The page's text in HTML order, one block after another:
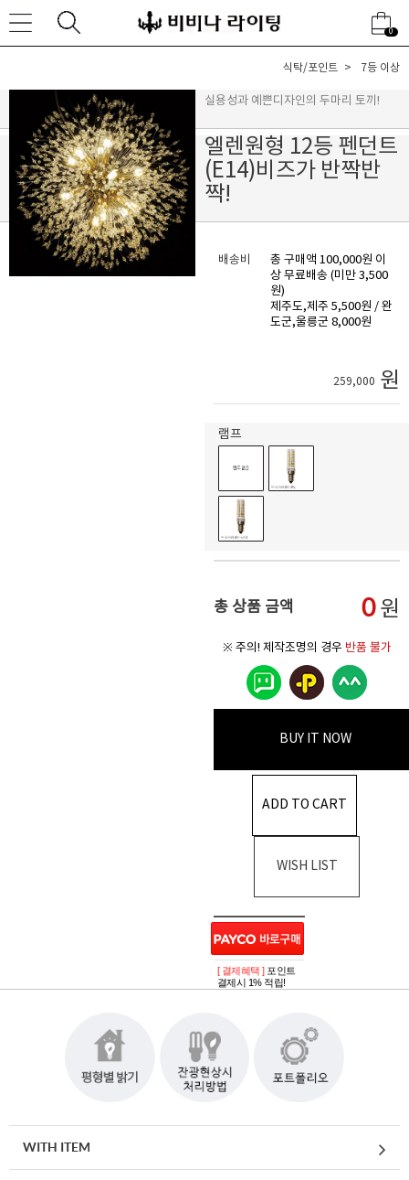
0
식탁/포인트 7등 이상
실용성과 예쁜디자인의 두마리 토끼!
엘렌원형 12등 펜던트
(E14)비즈가 반짝반
짝!
배송비
총 구매액 100,000원 이
상 무료배송 (미만 3,500
원)
제주도,제주 5,500원 / 완
도군,울릉군 8,000원
259,000 원
램프
총 상품 금액 0원
※ 주의! 제작조명의 경우 반품 불가
BUY IT NOW
ADD TO CART
WISH LIST
[ 결제혜택 ] 포인트
결제시 1% 적립!
WITH ITEM